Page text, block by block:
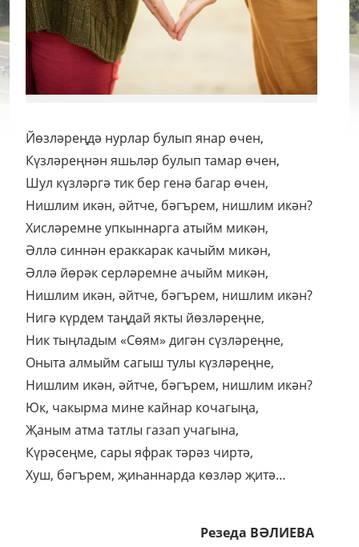
Йөзләреңдә нурлар булып янар өчен,
Күзләреңнән яшьләр булып тамар өчен,
Шул күзләргә тик бер генә багар өчен,
Нишлим икән, әйтче, бәгърем, нишлим икән?
Хисләремне упкыннарга атыйм микән,
Әллә синнән ераккарак качыйм микән,
Әллә йөрәк серләремне ачыйм микән,
Нишлим икән, әйтче, бәгърем, нишлим икән?
Нигә күрдем таңдай якты йөзләреңне,
Ник тыңладым «Сөям» дигән сүзләреңне,
Оныта алмыйм сагыш тулы күзләреңне,
Нишлим икән, әйтче, бәгърем, нишлим икән?
Юк, чакырма мине кайнар кочагыңа,
Җаным атма татлы газап учагына,
Күрәсеңме, сары яфрак тәрәз чиртә,
Хуш, бәгърем, җиһаннарда көзләр җитә…
Резеда ВӘЛИЕВА